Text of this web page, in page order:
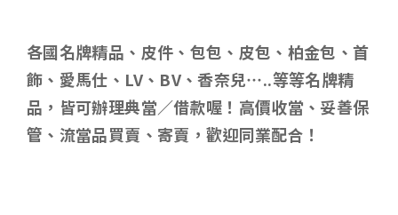
各國名牌精品、皮件、包包、皮包、柏金包、首
飾、愛馬仕、 LV、 BV 、香奈兒…..等等名牌精
品，皆可辦理典當／借款喔！高價收當、妥善保
管、流當品買賣、寄賣，歡迎同業配合！